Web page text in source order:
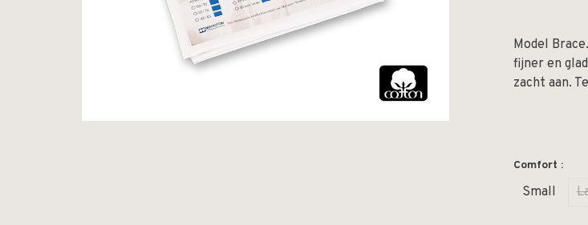
Model
fijner en
zacht aan.
Comfort :
Small